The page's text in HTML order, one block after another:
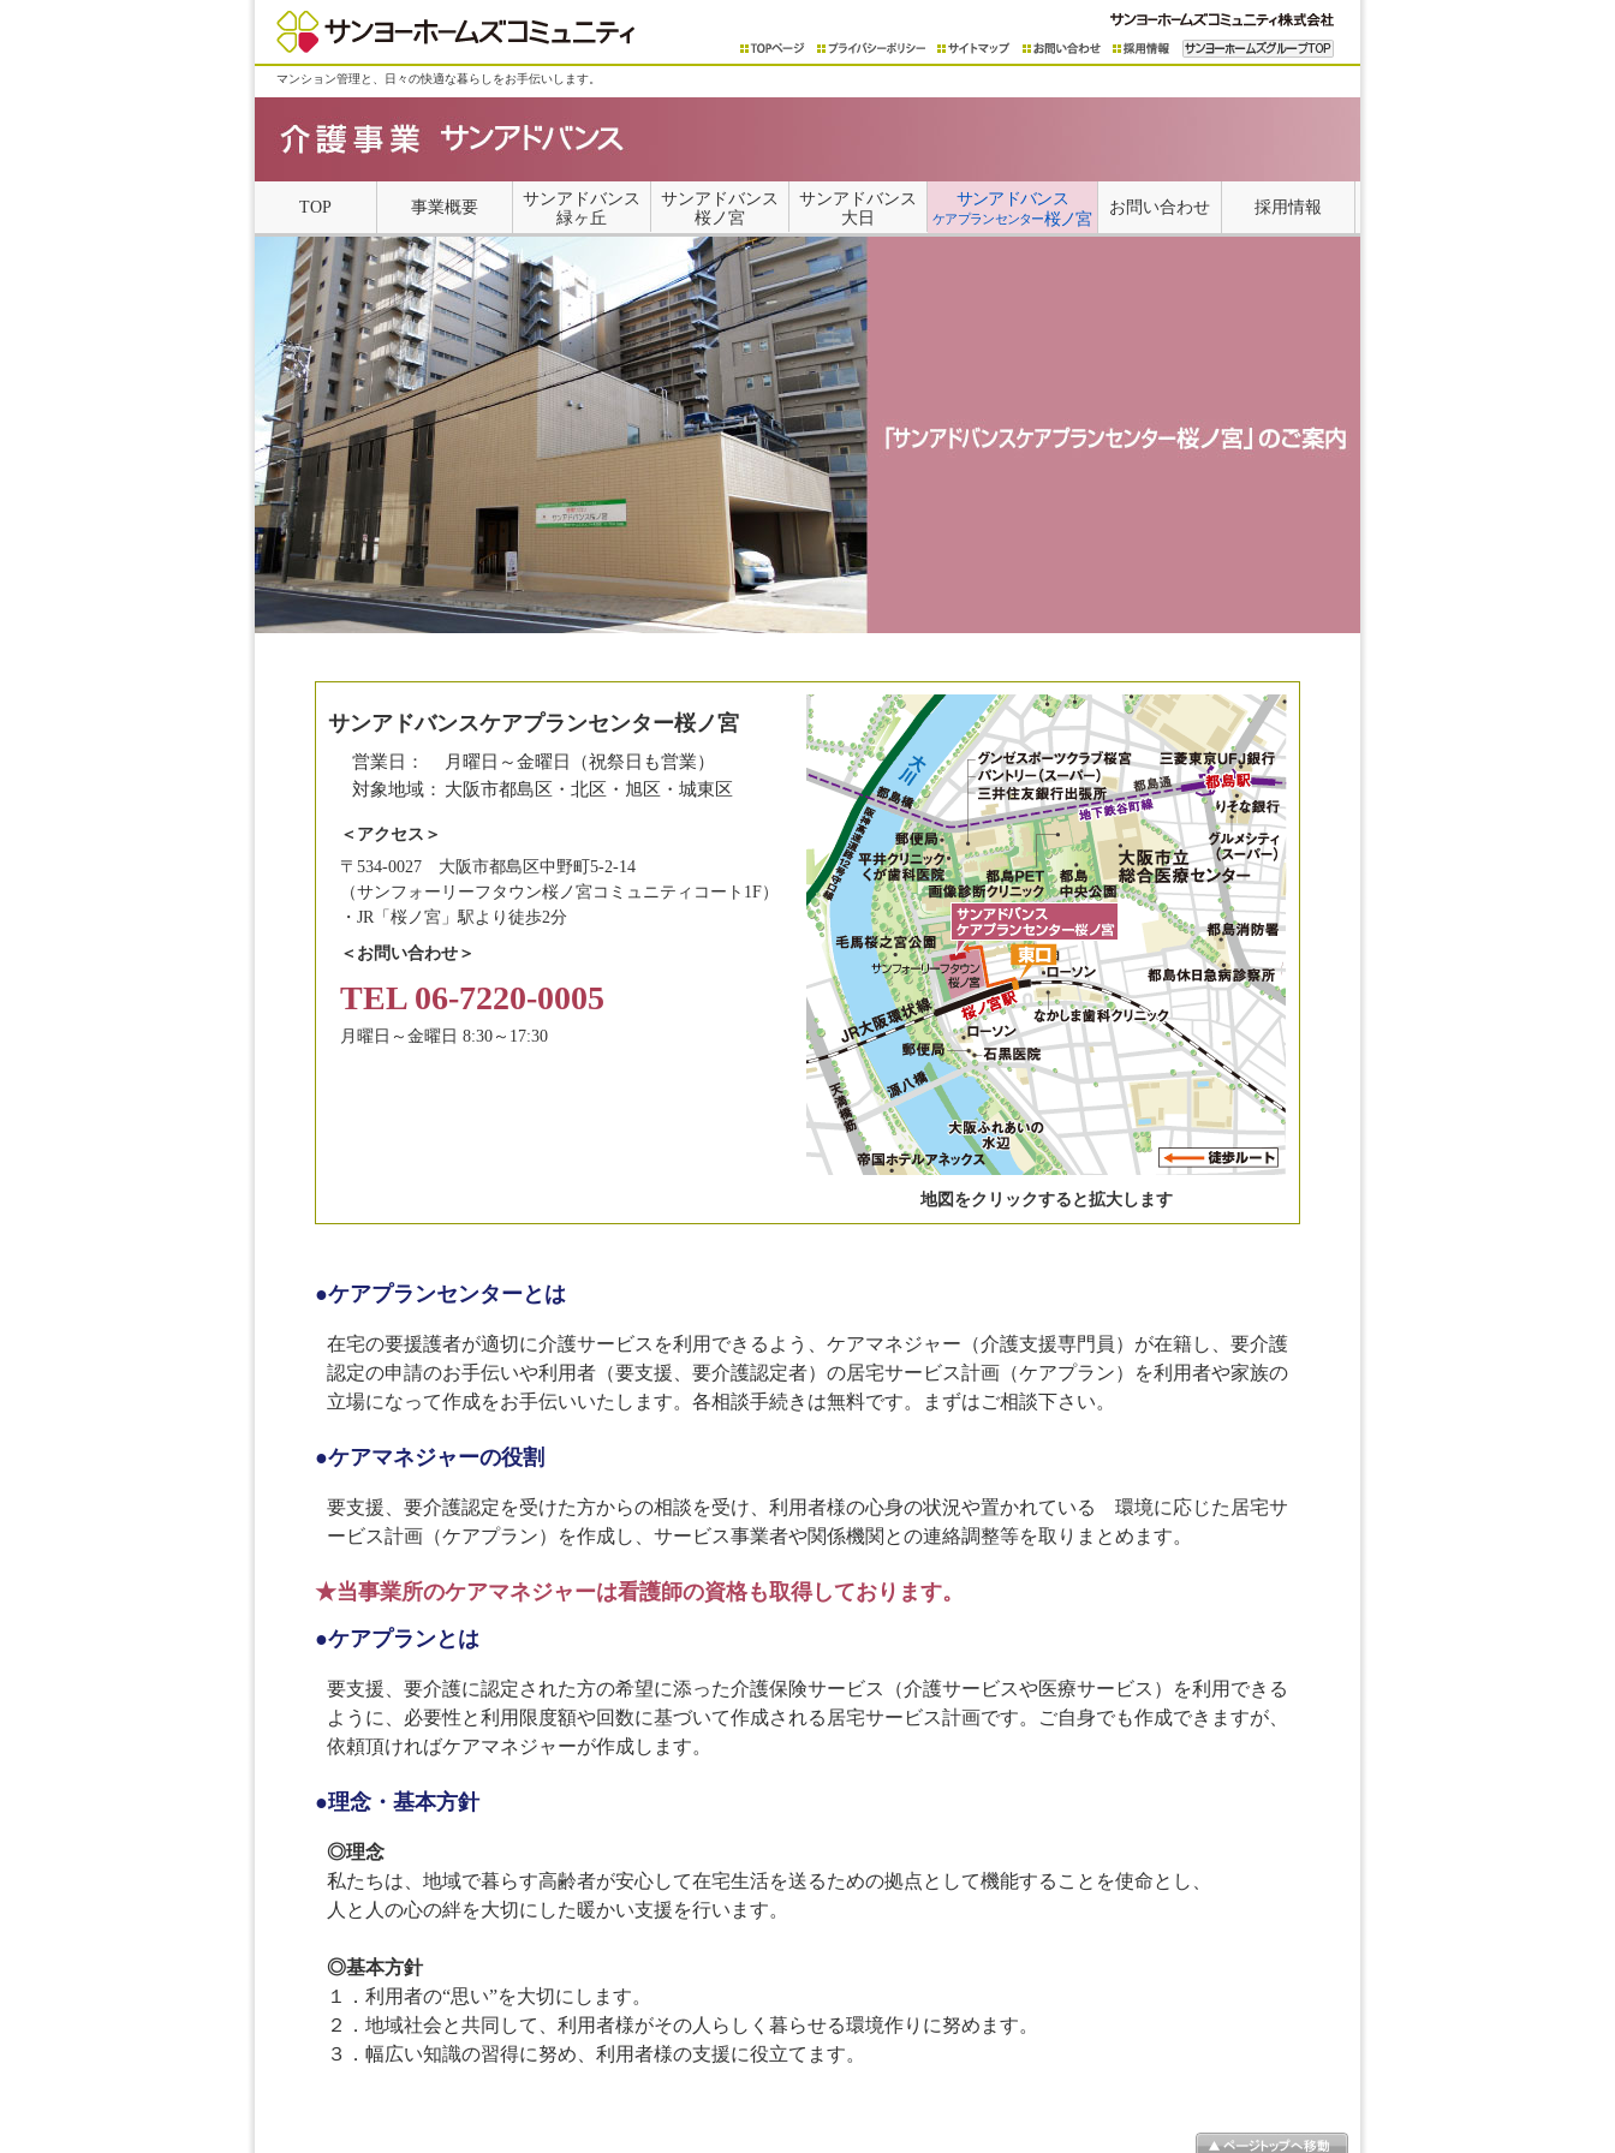
マンション管理と、日々の快適な暮らしをお手伝いします。
TOP 事業概要
サンアドバンス
緑ヶ丘
サンアドバンス
桜ノ宮
サンアドバンス
大日
サンアドバンス
ケアプランセンター桜ノ宮
お問い合わせ 採用情報
地図をクリックすると拡大します
サンアドバンスケアプランセンター桜ノ宮
営業日：
月曜日～金曜日（祝祭日も営業）
対象地域： 大阪市都島区・北区・旭区・城東区
＜アクセス＞
〒534-0027 大阪市都島区中野町5-2-14
（サンフォーリーフタウン桜ノ宮コミュニティコート1F）
・JR「桜ノ宮」駅より徒歩2分
＜お問い合わせ＞
TEL 06-7220-0005
月曜日～金曜日 8:30～17:30
●ケアプランセンターとは
在宅の要援護者が適切に介護サービスを利用できるよう、ケアマネジャー（介護支援専門員）が在籍し、要介護
認定の申請のお手伝いや利用者（要支援、要介護認定者）の居宅サービス計画（ケアプラン）を利用者や家族の
立場になって作成をお手伝いいたします。各相談手続きは無料です。まずはご相談下さい。
●ケアマネジャーの役割
要支援、要介護認定を受けた方からの相談を受け、利用者様の心身の状況や置かれている 環境に応じた居宅サ
ービス計画（ケアプラン）を作成し、サービス事業者や関係機関との連絡調整等を取りまとめます。
★当事業所のケアマネジャーは看護師の資格も取得しております。
●ケアプランとは
要支援、要介護に認定された方の希望に添った介護保険サービス（介護サービスや医療サービス）を利用できる
ように、必要性と利用限度額や回数に基づいて作成される居宅サービス計画です。ご自身でも作成できますが、
依頼頂ければケアマネジャーが作成します。
●理念・基本方針
◎理念
私たちは、地域で暮らす高齢者が安心して在宅生活を送るための拠点として機能することを使命とし、
人と人の心の絆を大切にした暖かい支援を行います。
◎基本方針
１．利用者の“思い”を大切にします。
２．地域社会と共同して、利用者様がその人らしく暮らせる環境作りに努めます。
３．幅広い知識の習得に努め、利用者様の支援に役立てます。